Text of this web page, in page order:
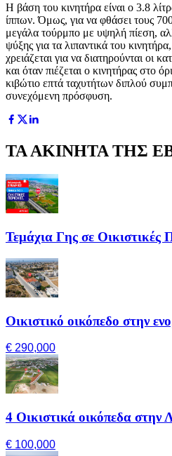
Η βάση του κινητήρα είναι ο 3.8
ίππων. Όμως, για να φθάσει τους
μεγάλα τούρμπο με υψηλή πίεση,
ψύξης για τα λιπαντικά του
χρειάζεται για να διατηρούνται οι
και όταν πιέζεται ο κινητήρας στο
κιβώτιο επτά ταχυτήτων διπλού
συνεχόμενη πρόσφυση.
ΤΑ ΑΚΙΝΗΤΑ ΤΗΣ
Τεμάχια Γης σε Οικιστικές
Οικιστικό οικόπεδο στην
€ 290,000
4 Οικιστικά οικόπεδα στην
€ 100,000